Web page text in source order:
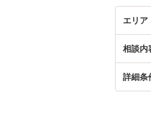
に発生し
会社側の
エリア
相談内
詳細条